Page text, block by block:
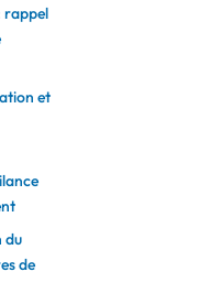
rappel
et
du
de